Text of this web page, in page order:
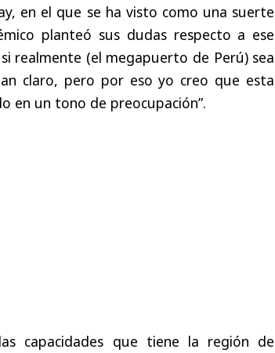
en el que se ha visto como una suerte
planteó sus dudas respecto a ese
realmente (el megapuerto de Perú) sea
claro, pero por eso yo creo que esta
en un tono de preocupación”.
capacidades que tiene la región de